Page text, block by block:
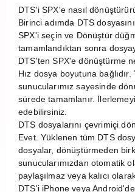
DTS'i SPX'e nasıl
Birinci adımda DTS
SPX'i seçin ve Dönüştür
tamamlandıktan sonra
DTS'ten SPX'e dönüştürme
Hız dosya boyutuna
sunucularımız sayesinde
sürede tamamlanır.
edebilirsiniz.
DTS dosyalarını çevrimiçi
Evet. Yüklenen tüm DTS
dosyalar, dönüştürmeden
sunucularımızdan otomatik
paylaşılmaz veya kalıcı
DTS'i iPhone veya